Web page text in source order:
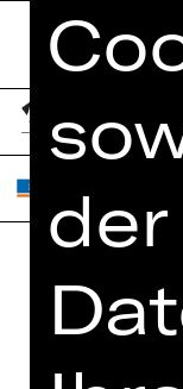
Home
Spielplan
der